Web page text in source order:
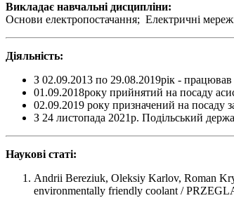
Викладає навчальні дисципліни:
Основи електропостачання; Електричні
Діяльність:
З 02.09.2013 по 29.08.2019рік -
01.09.2018року прийнятий на посаду
02.09.2019 року призначений на посаду
З 24 листопада 2021р. Подільський
Наукові статі:
Andrii Bereziuk, Oleksiy Karlov, Roman
environmentally friendly coolant /